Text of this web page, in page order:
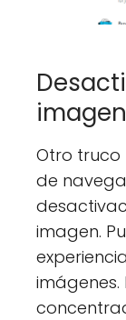
imagen
Otro
de
imagen.
imágenes.